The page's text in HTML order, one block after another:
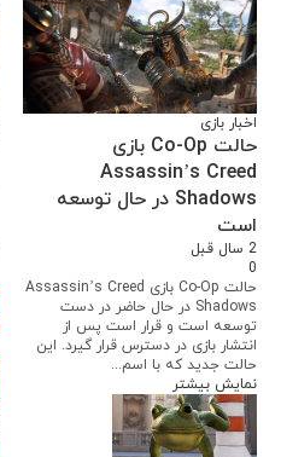
اخبار بازی
حالت Co-Op بازی
Assassin’s Creed
Shadows در حال توسعه
است
2 سال قبل
0
حالت Co-Op بازی Assassin’s Creed
Shadows در حال حاضر در دست
توسعه است و قرار است پس از
انتشار بازی در دسترس قرار گیرد. این
حالت جدید که با اسم...
نمایش بیشتر